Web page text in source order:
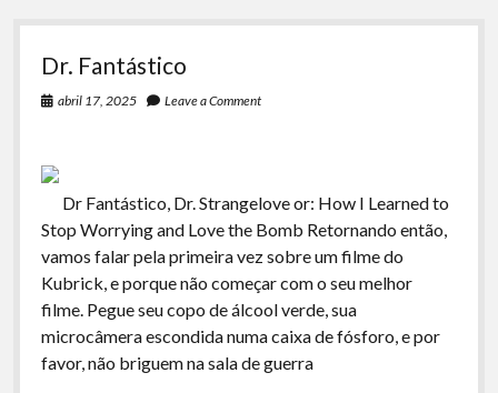
Dr. Fantástico
abril 17, 2025 Leave a Comment
Dr Fantástico, Dr. Strangelove or: How I Learned to
Stop Worrying and Love the Bomb Retornando então,
vamos falar pela primeira vez sobre um filme do
Kubrick, e porque não começar com o seu melhor
filme. Pegue seu copo de álcool verde, sua
microcâmera escondida numa caixa de fósforo, e por
favor, não briguem na sala de guerra